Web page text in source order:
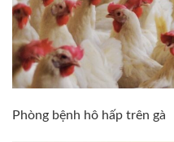
Phòng bệnh hô hấp trên gà